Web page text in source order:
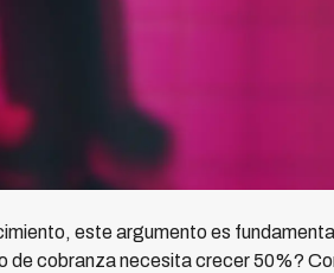
este argumento es
de cobranza necesita crecer 50%?